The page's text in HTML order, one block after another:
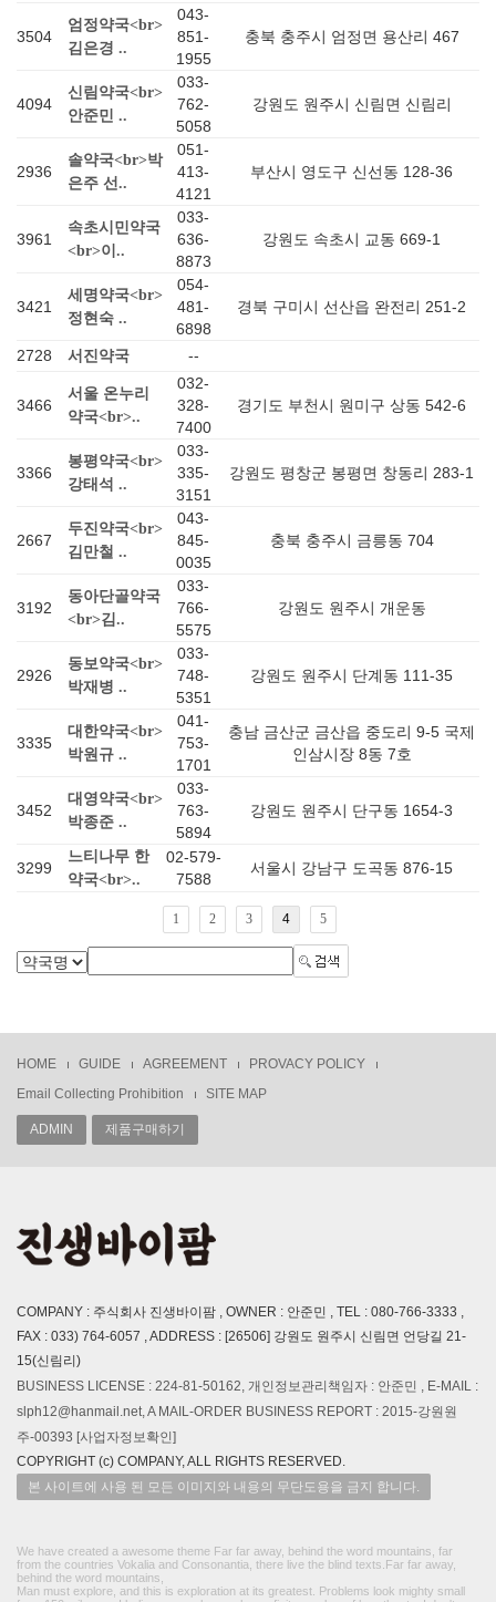
3504
엄정약국<br>
김은경 ..
043-
851-
1955
충북 충주시 엄정면 용산리 467
4094
신림약국<br>
안준민 ..
033-
762-
5058
강원도 원주시 신림면 신림리
2936
솔약국<br>박
은주 선..
051-
413-
4121
부산시 영도구 신선동 128-36
3961
속초시민약국
<br>이..
033-
636-
8873
강원도 속초시 교동 669-1
3421
세명약국<br>
정현숙 ..
054-
481-
6898
경북 구미시 선산읍 완전리 251-2
2728 서진약국 --
3466
서울 온누리
약국<br>..
032-
328-
7400
경기도 부천시 원미구 상동 542-6
3366
봉평약국<br>
강태석 ..
033-
335-
3151
강원도 평창군 봉평면 창동리 283-1
2667
두진약국<br>
김만철 ..
043-
845-
0035
충북 충주시 금릉동 704
3192
동아단골약국
<br>김..
033-
766-
5575
강원도 원주시 개운동
2926
동보약국<br>
박재병 ..
033-
748-
5351
강원도 원주시 단계동 111-35
3335
대한약국<br>
박원규 ..
041-
753-
1701
충남 금산군 금산읍 중도리 9-5 국제
인삼시장 8동 7호
3452
대영약국<br>
박종준 ..
033-
763-
5894
강원도 원주시 단구동 1654-3
3299
느티나무 한
약국<br>..
02-579-
7588
서울시 강남구 도곡동 876-15
1 2 3 4 5
HOME GUIDE AGREEMENT
PROVACY POLICY
Email Collecting Prohibition
SITE MAP
ADMIN 제품구매하기
COMPANY : 주식회사 진생바이팜 , OWNER : 안준민 , TEL : 080-766-3333 ,
FAX : 033) 764-6057 , ADDRESS : [26506] 강원도 원주시 신림면 언당길 21-
15(신림리)
BUSINESS LICENSE : 224-81-50162, 개인정보관리책임자 : 안준민 , E-MAIL :
slph12@hanmail.net, A MAIL-ORDER BUSINESS REPORT : 2015-강원원
주-00393 [사업자정보확인]
COPYRIGHT (c) COMPANY, ALL RIGHTS RESERVED.
본 사이트에 사용 된 모든 이미지와 내용의 무단도용을 금지 합니다.
We have created a awesome theme Far far away, behind the word mountains, far
from the countries Vokalia and Consonantia, there live the blind texts.Far far away,
behind the word mountains,
Man must explore, and this is exploration at its greatest. Problems look mighty small